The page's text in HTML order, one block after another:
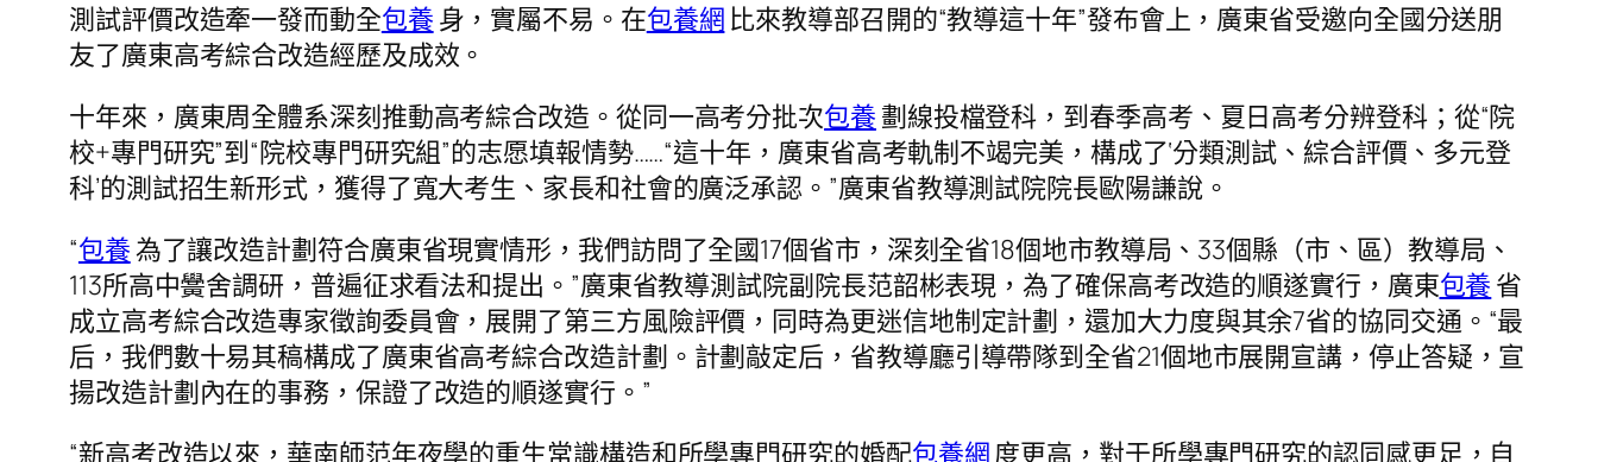
測試評價改造牽一發而動全包養 身，實屬不易。在包養網 比來教導部召開的“教導這十年”發布會上，廣東省受邀向全國分送朋
友了廣東高考綜合改造經歷及成效。
十年來，廣東周全體系深刻推動高考綜合改造。從同一高考分批次包養 劃線投檔登科，到春季高考、夏日高考分辨登科；從“院
校+專門研究”到“院校專門研究組”的志愿填報情勢……“這十年，廣東省高考軌制不竭完美，構成了‘分類測試、綜合評價、多元登
科’的測試招生新形式，獲得了寬大考生、家長和社會的廣泛承認。”廣東省教導測試院院長歐陽謙說。
“包養為了讓改造計劃符合廣東省現實情形，我們訪問了全國17個省市，深刻全省18個地市教導局、33個縣（市、區）教導局、
113所高中黌舍調研，普遍征求看法和提出。”廣東省教導測試院副院長范韶彬表現，為了確保高考改造的順遂實行，廣東包養 省
成立高考綜合改造專家徵詢委員會，展開了第三方風險評價，同時為更迷信地制定計劃，還加大力度與其余7省的協同交通。“最
后，我們數十易其稿構成了廣東省高考綜合改造計劃。計劃敲定后，省教導廳引導帶隊到全省21個地市展開宣講，停止答疑，宣
揚改造計劃內在的事務，保證了改造的順遂實行。”
“新高考改造以來，華南師范年夜學的重生常識構造和所學專門研究的婚配包養網度更高，對于所學專門研究的認同感更足，自